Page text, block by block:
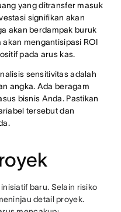
yang ditransfer masuk
signifikan akan
akan berdampak buruk
akan mengantisipasi ROI
pada arus kas.
sensitivitas adalah
angka. Ada beragam
bisnis Anda. Pastikan
tersebut dan
baru. Selain risiko
detail proyek.